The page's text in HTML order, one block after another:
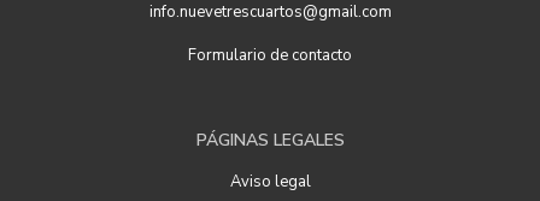
info.nuevetrescuartos@gmail.com
Formulario de contacto
PÁGINAS LEGALES
Aviso legal